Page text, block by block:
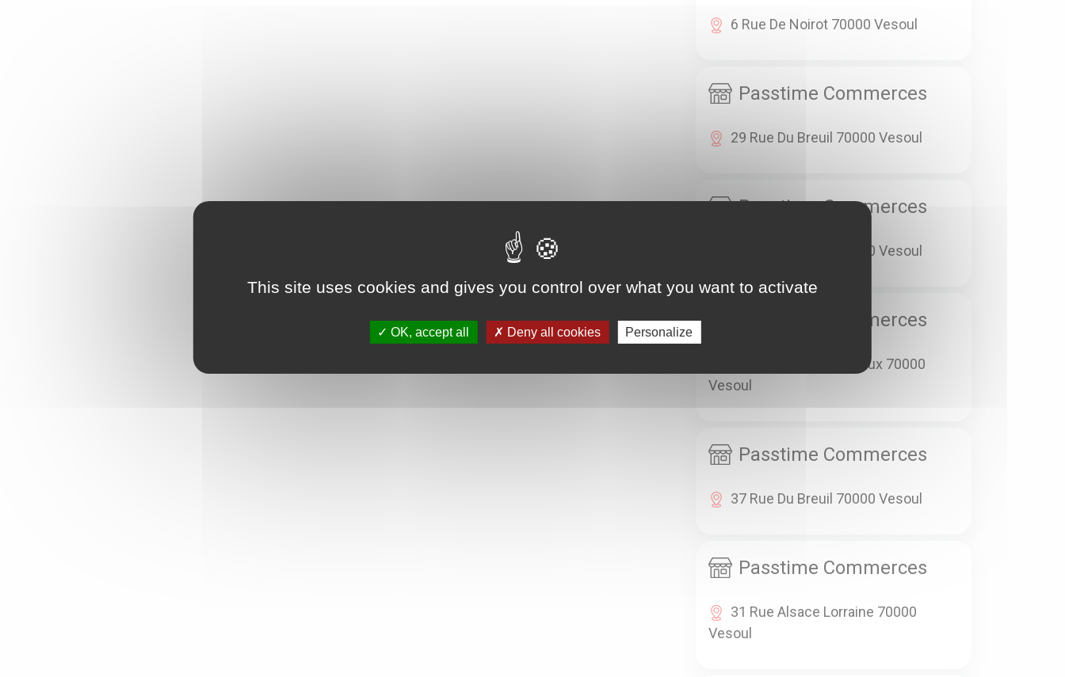
6 Rue De Noirot 70000 Vesoul
Passtime Commerces
29 Rue Du Breuil 70000 Vesoul
Passtime Commerces
33 Rue Du Breuil 70000 Vesoul
Passtime Commerces
25 Rue Georges Genoux 70000
Vesoul
Passtime Commerces
37 Rue Du Breuil 70000 Vesoul
Passtime Commerces
31 Rue Alsace Lorraine 70000
Vesoul
This site uses cookies and gives you control over what you want to activate
OK, accept all Deny all cookies Personalize